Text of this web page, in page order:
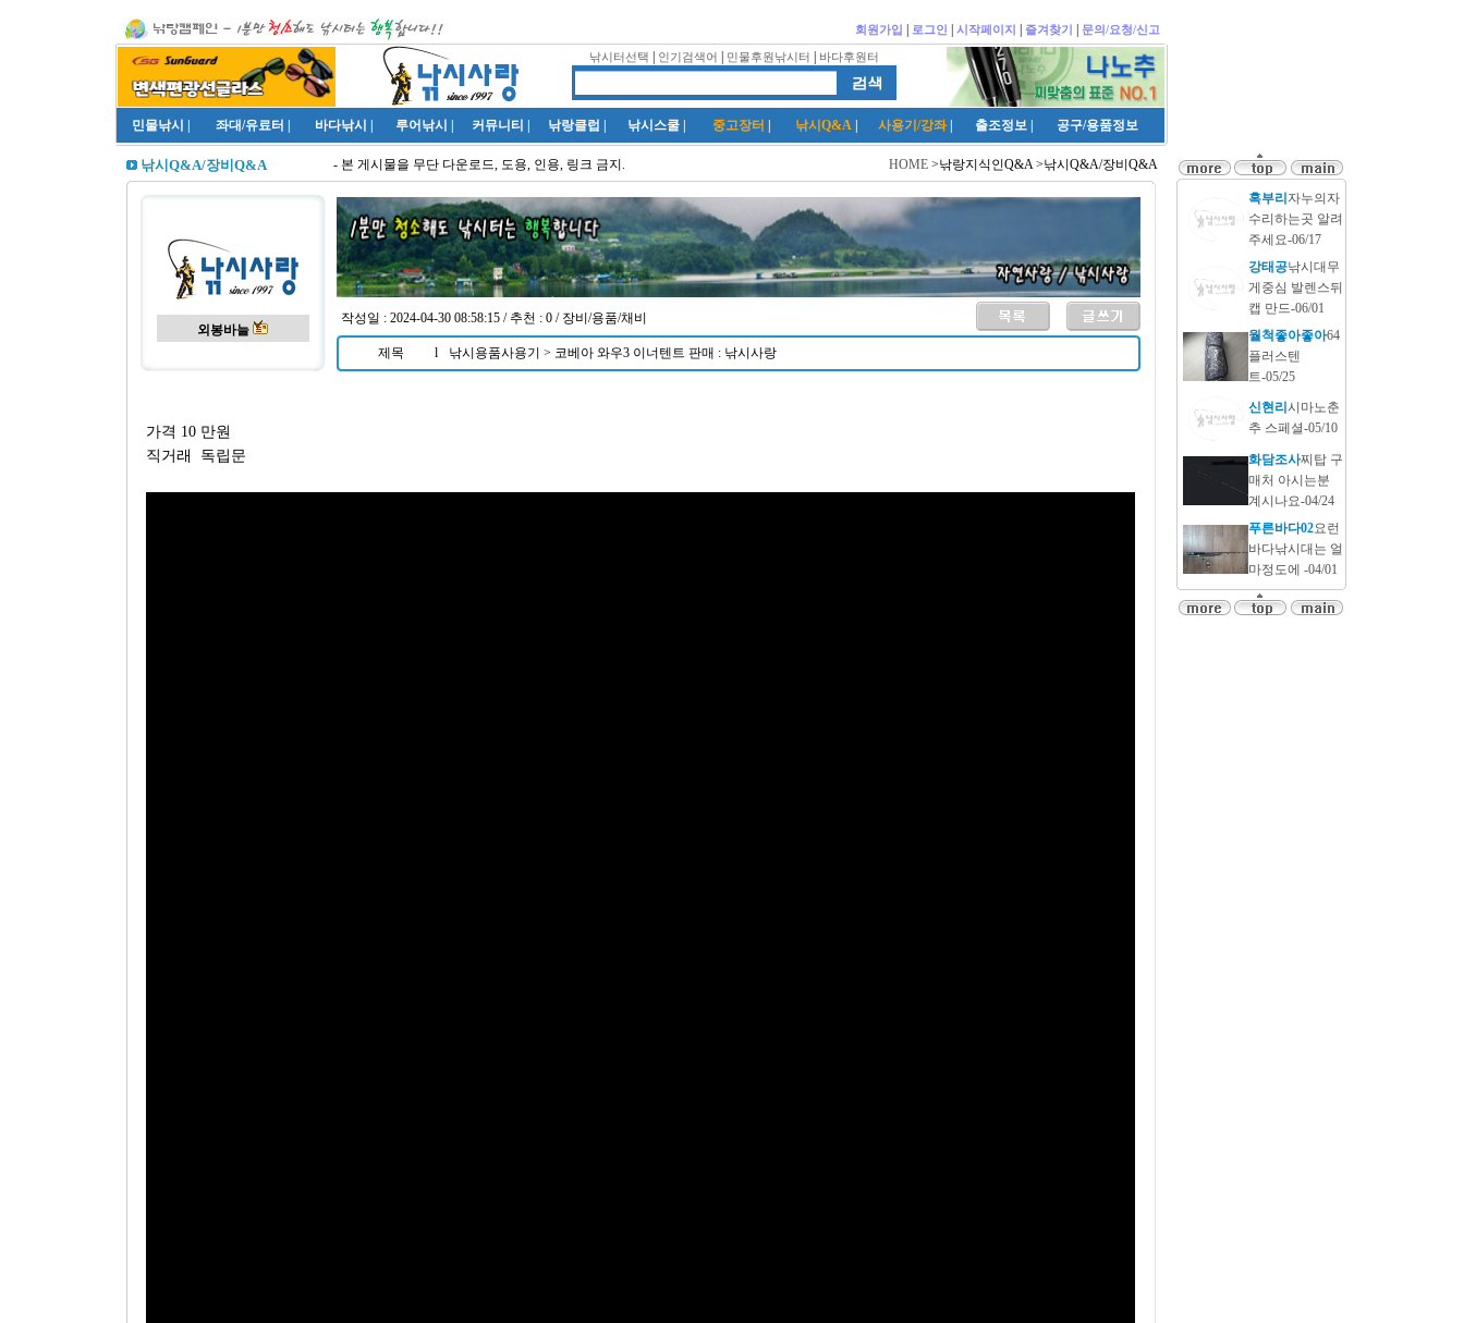
회원가입 로그인 시작페이지 즐겨찾기 문의/요청/신고
낚시터선택 인기검색어 민물후원낚시터 바다후원터
민물낚시 좌대/유료터 바다낚시 루어낚시 커뮤니티 낚랑클럽 낚시스쿨 중고장터 낚시Q&A 사용기/강좌 출조정보 공구/용품정보
낚시Q&A/장비Q&A - 본 게시물을 무단 다운로드, 도용, 인용, 링크 금지. HOME>낚랑지식인Q&A >낚시Q&A/장비Q&A
외봉바늘
작성일 : 2024-04-30 08:58:15 / 추천 : 0 / 장비/용품/채비
제목 l 낚시용품사용기 > 코베아 와우3 이너텐트 판매 : 낚시사랑
가격 10 만원
직거래 독립문
혹부리 자누의자
수리하는곳 알려
주세요-06/17
강태공낚시대무
게중심 발렌스뒤
캡 만드-06/01
월척좋아좋아64
플러스텐
트-05/25
신현리 시마노춘
추 스페셜-05/10
화담조사찌탑 구
매처 아시는분
계시나요-04/24
푸른바다02요런
바다낚시대는 얼
마정도에 -04/01